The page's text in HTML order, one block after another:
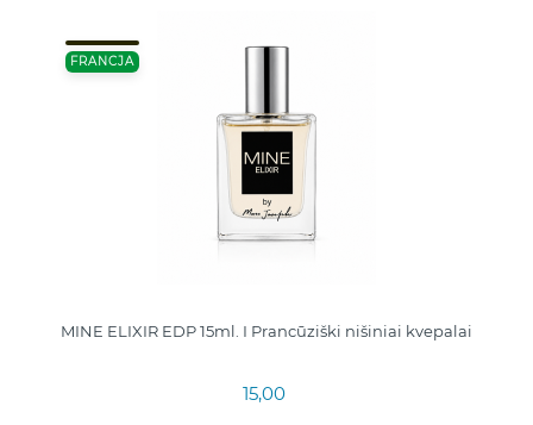
FRANCJA
MINE ELIXIR EDP 15ml. I Prancūziški nišiniai kvepalai
15,00